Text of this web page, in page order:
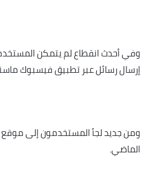
وفي أحدث انقطاع لم يتمكن
إرسال رسائل عبر تطبيق فيسبوك
ومن جديد لجأ المستخدمون إلى موقع
الماضي.